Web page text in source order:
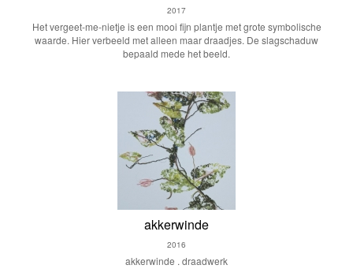
2017
Het vergeet-me-nietje is een mooi fijn plantje met grote symbolische
waarde. Hier verbeeld met alleen maar draadjes. De slagschaduw
bepaald mede het beeld.
akkerwinde
2016
akkerwinde . draadwerk